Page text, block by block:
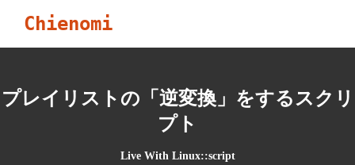
Chienomi
プレイリストの「逆変換」をするスクリ
プト
Live With Linux::script